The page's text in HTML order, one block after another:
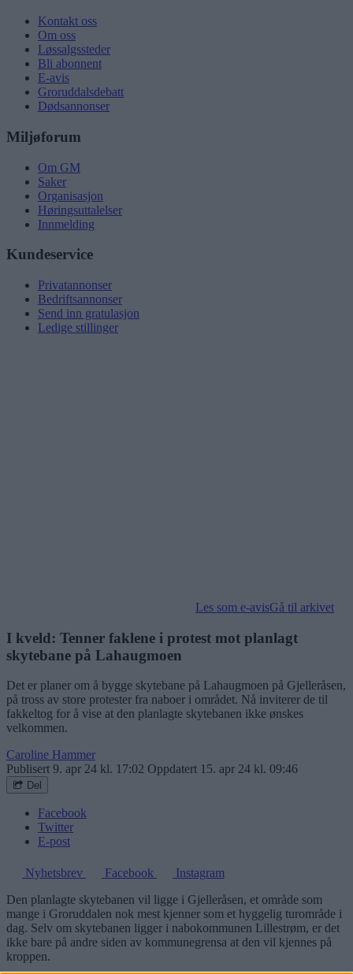
Kontakt oss
Om oss
Løssalgssteder
Bli abonnent
E-avis
Groruddalsdebatt
Dødsannonser
Miljøforum
Om GM
Saker
Organisasjon
Høringsuttalelser
Innmelding
Kundeservice
Privatannonser
Bedriftsannonser
Send inn gratulasjon
Ledige stillinger
Les som e-avisGå til arkivet
I kveld: Tenner faklene i protest mot planlagt
skytebane på Lahaugmoen
Det er planer om å bygge skytebane på Lahaugmoen på Gjelleråsen,
på tross av store protester fra naboer i området. Nå inviterer de til
fakkeltog for å vise at den planlagte skytebanen ikke ønskes
velkommen.
Caroline Hammer
Publisert 9. apr 24 kl. 17:02 Oppdatert 15. apr 24 kl. 09:46
Del
Facebook
Twitter
E-post
Nyhetsbrev Facebook
Instagram
Den planlagte skytebanen vil ligge i Gjelleråsen, et område som
mange i Groruddalen nok mest kjenner som et hyggelig turområde i
dag. Selv om skytebanen ligger i nabokommunen Lillestrøm, er det
ikke bare på andre siden av kommunegrensa at den vil kjennes på
kroppen.